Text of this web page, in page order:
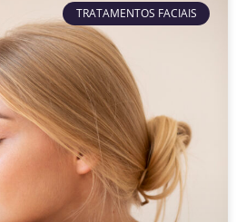
TRATAMENTOS FACIAIS